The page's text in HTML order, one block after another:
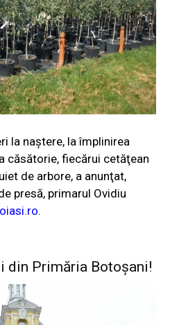
la naştere, la împlinirea
căsătorie, fiecărui cetăţean
de arbore, a anunţat,
presă, primarul Ovidiu
.
din Primăria Botoșani!